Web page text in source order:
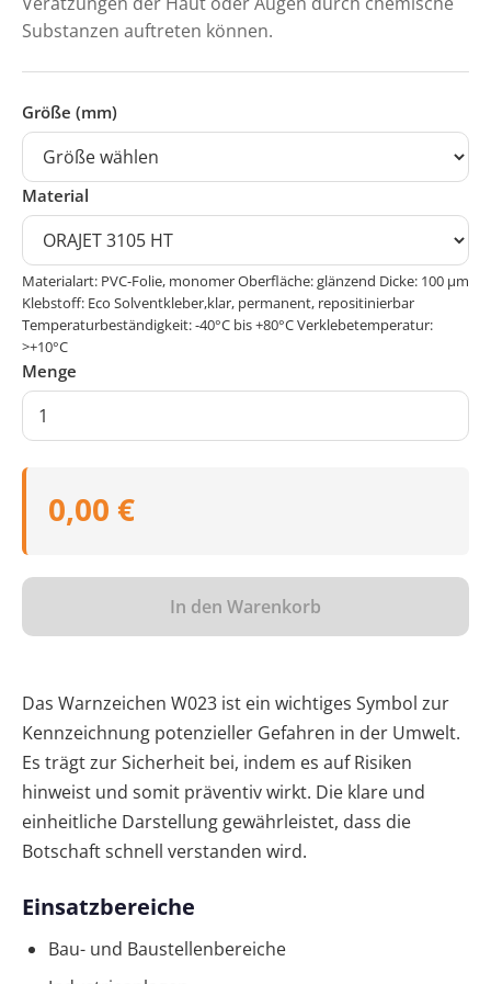
Substanzen auftreten können.
Größe (mm)
Material
Materialart: PVC-Folie, monomer Oberfläche: glänzend Dicke: 100 μm
Klebstoff: Eco Solventkleber,klar, permanent, repositinierbar
Temperaturbeständigkeit: -40°C bis +80°C Verklebetemperatur:
>+10°C
Menge
0,00 €
In den Warenkorb
Das Warnzeichen W023 ist ein wichtiges Symbol zur
Kennzeichnung potenzieller Gefahren in der Umwelt.
Es trägt zur Sicherheit bei, indem es auf Risiken
hinweist und somit präventiv wirkt. Die klare und
einheitliche Darstellung gewährleistet, dass die
Botschaft schnell verstanden wird.
Einsatzbereiche
Bau- und Baustellenbereiche